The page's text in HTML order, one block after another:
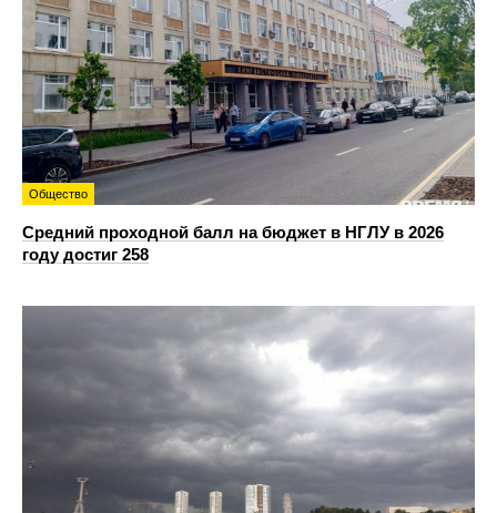
Общество
Средний проходной балл на бюджет в НГЛУ в 2026
году достиг 258